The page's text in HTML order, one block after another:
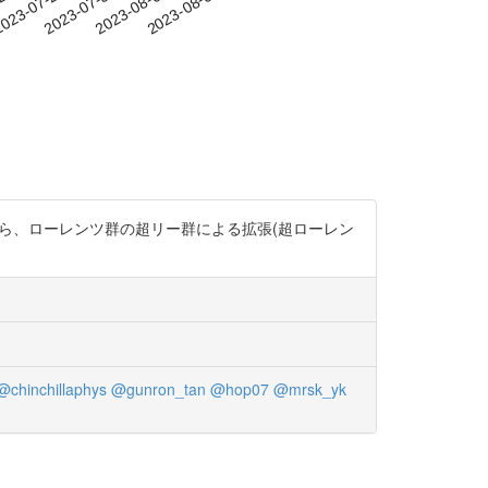
、ローレンツ群の超リー群による拡張(超ローレン
@gunron_tan @hop07 @mrsk_yk